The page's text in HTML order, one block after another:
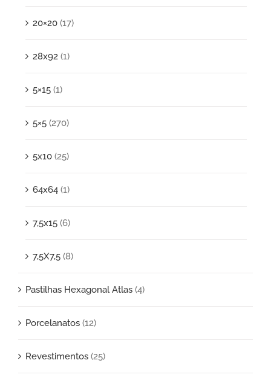
20×20 (17)
28x92 (1)
5×15 (1)
5×5 (270)
5x10 (25)
64x64 (1)
7,5x15 (6)
7,5X7,5 (8)
Pastilhas Hexagonal Atlas (4)
Porcelanatos (12)
Revestimentos (25)